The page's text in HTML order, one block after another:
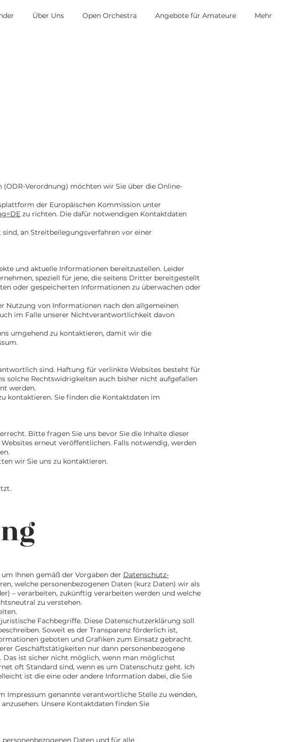
Über Uns Open Orchestra Angebote für Amateure
Mehr
Verordnung) möchten wir Sie über die Online-
der Europäischen Kommission unter
zu richten. Die dafür notwendigen Kontaktdaten
an Streitbeilegungsverfahren vor einer
und aktuelle Informationen bereitzustellen. Leider
speziell für jene, die seitens Dritter bereitgestellt
oder gespeicherten Informationen zu überwachen oder
Nutzung von Informationen nach den allgemeinen
im Falle unserer Nichtverantwortlichkeit davon
umgehend zu kontaktieren, damit wir die
sind. Haftung für verlinkte Websites besteht für
solche Rechtswidrigkeiten auch bisher nicht aufgefallen
werden.
kontaktieren. Sie finden die Kontaktdaten im
Bitte fragen Sie uns bevor Sie die Inhalte dieser
erneut veröffentlichen. Falls notwendig, werden
wir Sie uns zu kontaktieren.
um Ihnen gemäß der Vorgaben der Datenschutz-
welche personenbezogenen Daten (kurz Daten) wir als
– verarbeiten, zukünftig verarbeiten werden und welche
zu verstehen.
Fachbegriffe. Diese Datenschutzerklärung soll
Soweit es der Transparenz förderlich ist,
geboten und Grafiken zum Einsatz gebracht.
Geschäftstätigkeiten nur dann personenbezogene
Das ist sicher nicht möglich, wenn man möglichst
oft Standard sind, wenn es um Datenschutz geht. Ich
ist die eine oder andere Information dabei, die Sie
Impressum genannte verantwortliche Stelle zu wenden,
Unsere Kontaktdaten finden Sie
Daten und für alle